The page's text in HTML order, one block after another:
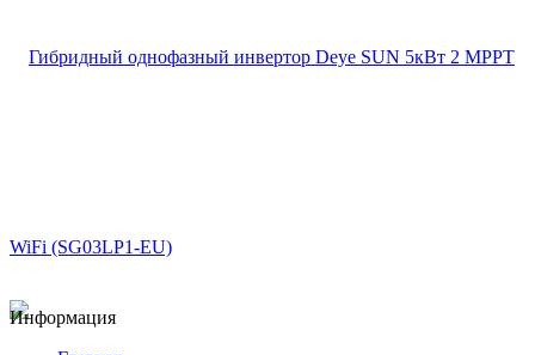
Информация